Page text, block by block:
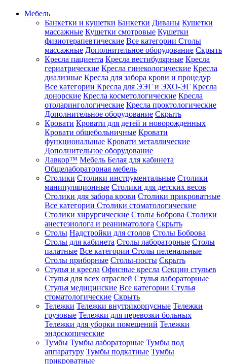
Мебель
Банкетки и кушетки Банкетки Диваны Кушетки
массажные Кушетки смотровые Кушетки
физиотерапевтические Все категории Столы
массажные Дополнительное оборудование Скрыть
Кресла пациента Кресла вестибулярные Кресла
гериатрические Кресла гинекологические Кресла
диализные Кресла для забора крови и процедур
Все категории Кресла для ЭЭГ и ЭХО-ЭГ Кресла
донорские Кресла косметологические Кресла
отоларингологические Кресла проктологические
Дополнительное оборудование Скрыть
Кровати Кровати для детей и новорожденных
Кровати общебольничные Кровати
функциональные Кровати металлические
Дополнительное оборудование
Лавкор™ Мебель Белая для кабинета
Общелабораторная мебель
Столики Столики инструментальные Столики
манипуляционные Столики для детских весов
Столики для забора крови Столики прикроватные
Все категории Столики стоматологические
Столики хирургические Столы Боброва Столики
анестезиолога и реаниматолога Скрыть
Столы Надстройки для столов Столы Боброва
Столы для кабинета Столы лабораторные Столы
палатные Все категории Столы пеленальные
Столы приборные Столы-посты Скрыть
Стулья и кресла Офисные кресла Секции стульев
Стулья для всех отраслей Стулья лабораторные
Стулья медицинские Все категории Стулья
стоматологические Скрыть
Тележки Тележки внутрикорпусные Тележки
грузовые Тележки для перевозки больных
Тележки для уборки помещений Тележки
эндоскопические
Тумбы Тумбы лабораторные Тумбы под
аппаратуру Тумбы подкатные Тумбы
прикроватные